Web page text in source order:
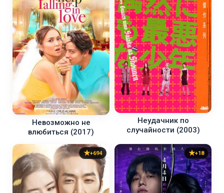
Невозможно не
влюбиться (2017)
Неудачник по
случайности (2003)
+694 +18